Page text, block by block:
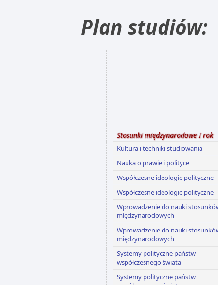
Plan studiów:
Stosunki międzynarodowe I rok
Kultura i techniki studiowania
Nauka o prawie i polityce
Współczesne ideologie polityczne
Współczesne ideologie polityczne
Wprowadzenie do nauki
międzynarodowych
Wprowadzenie do nauki
międzynarodowych
Systemy polityczne państw
współczesnego świata
Systemy polityczne państw